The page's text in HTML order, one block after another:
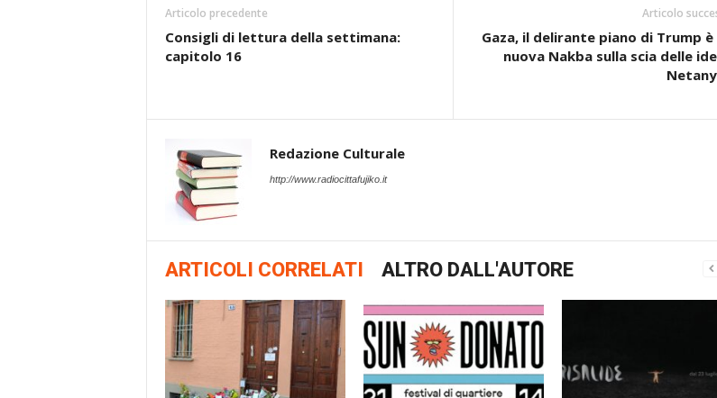
Articolo precedente
Consigli di lettura della settimana:
capitolo 16
Articolo
Gaza, il delirante piano di Trump è
nuova Nakba sulla scia delle
Redazione Culturale
http://www.radiocittafujiko.it
ARTICOLI CORRELATI ALTRO DALL'AUTORE